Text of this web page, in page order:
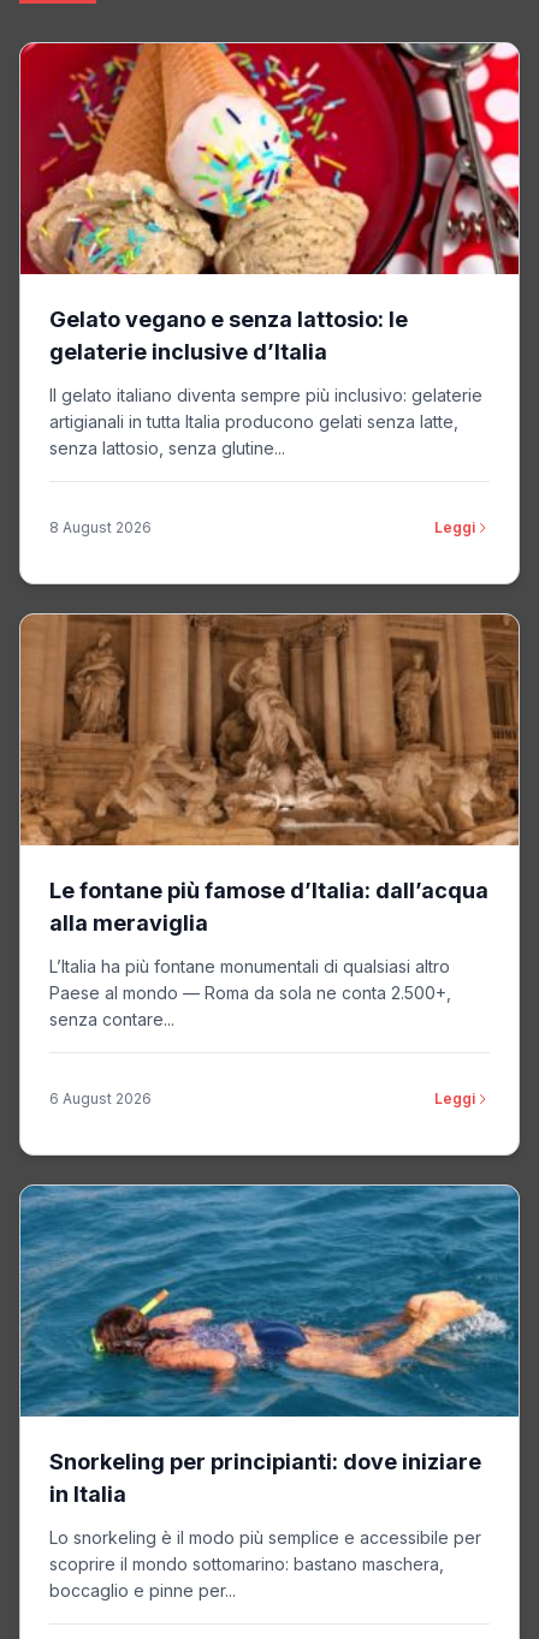
Gelato vegano e senza lattosio: le
gelaterie inclusive d’Italia
Il gelato italiano diventa sempre più inclusivo: gelaterie
artigianali in tutta Italia producono gelati senza latte,
senza lattosio, senza glutine...
8 August 2026 Leggi
Le fontane più famose d’Italia: dall’acqua
alla meraviglia
L’Italia ha più fontane monumentali di qualsiasi altro
Paese al mondo — Roma da sola ne conta 2.500+,
senza contare...
6 August 2026 Leggi
Snorkeling per principianti: dove iniziare
in Italia
Lo snorkeling è il modo più semplice e accessibile per
scoprire il mondo sottomarino: bastano maschera,
boccaglio e pinne per...